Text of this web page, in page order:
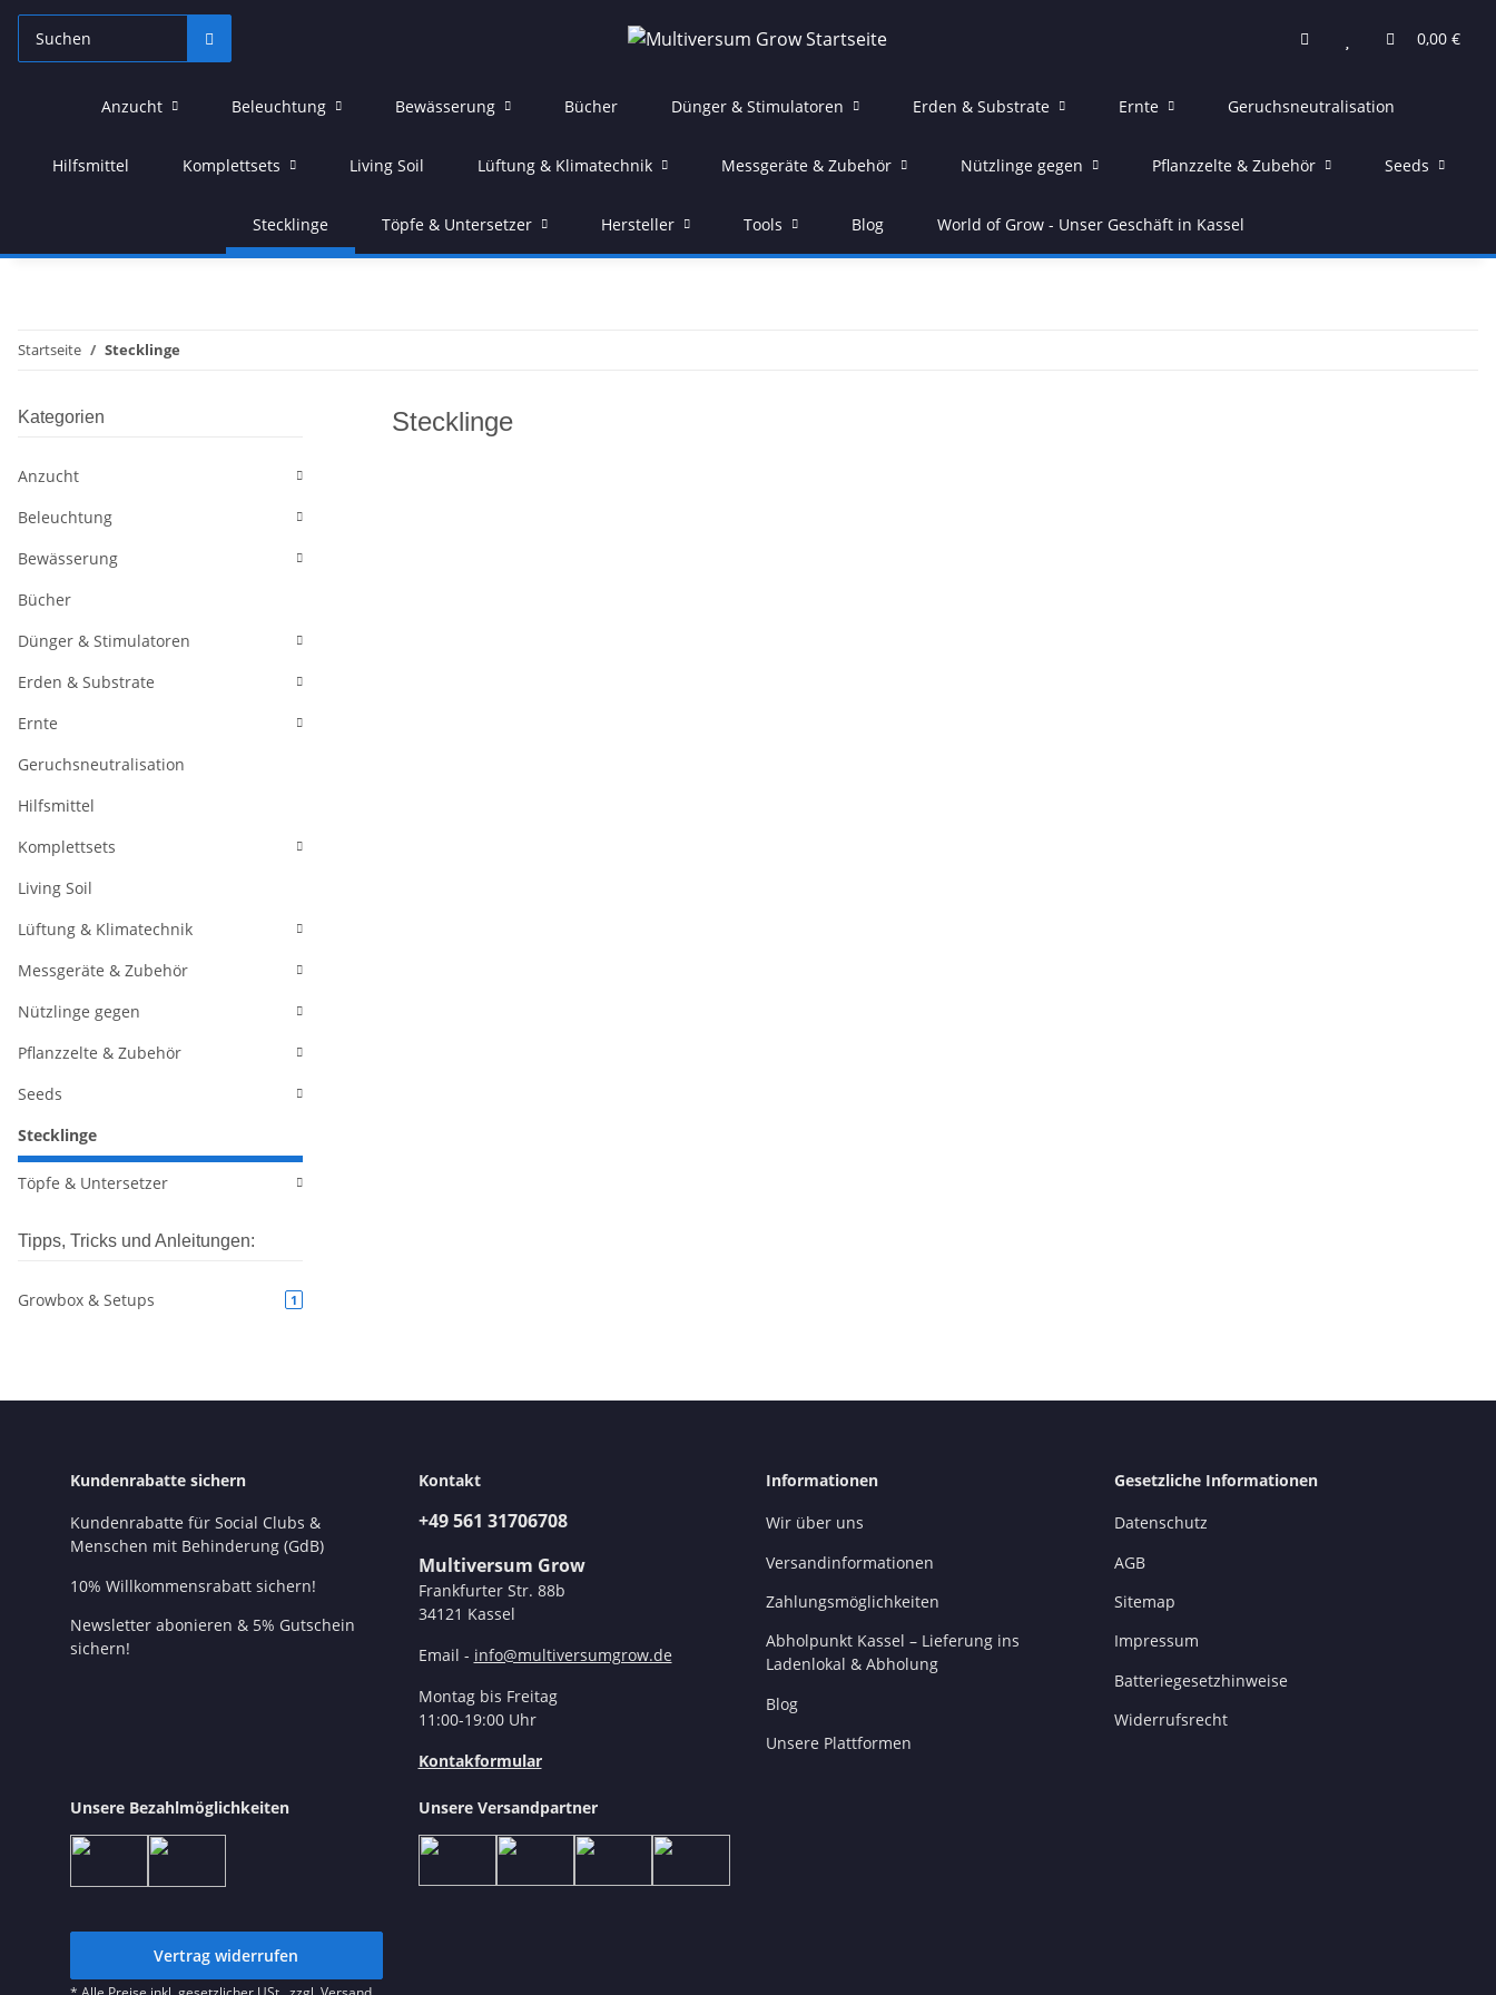
0,00 €
Anzucht Beleuchtung Bewässerung Bücher Dünger & Stimulatoren Erden & Substrate Ernte Geruchsneutralisation
Hilfsmittel Komplettsets Living Soil Lüftung & Klimatechnik Messgeräte & Zubehör Nützlinge gegen Pflanzzelte & Zubehör Seeds
Stecklinge Töpfe & Untersetzer Hersteller Tools Blog World of Grow - Unser Geschäft in Kassel
Startseite Stecklinge
Stecklinge
Kategorien
Anzucht
Beleuchtung
Bewässerung
Bücher
Dünger & Stimulatoren
Erden & Substrate
Ernte
Geruchsneutralisation
Hilfsmittel
Komplettsets
Living Soil
Lüftung & Klimatechnik
Messgeräte & Zubehör
Nützlinge gegen
Pflanzzelte & Zubehör
Seeds
Stecklinge
Töpfe & Untersetzer
Tipps, Tricks und Anleitungen:
Growbox & Setups 1
Kundenrabatte sichern
Kundenrabatte für Social Clubs &
Menschen mit Behinderung (GdB)
10% Willkommensrabatt sichern!
Newsletter abonieren & 5% Gutschein
sichern!
Kontakt
+49 561 31706708
Multiversum Grow
Frankfurter Str. 88b
34121 Kassel
Email - info@multiversumgrow.de
Montag bis Freitag
11:00-19:00 Uhr
Kontakformular
Informationen
Wir über uns
Versandinformationen
Zahlungsmöglichkeiten
Abholpunkt Kassel – Lieferung ins
Ladenlokal & Abholung
Blog
Unsere Plattformen
Gesetzliche Informationen
Datenschutz
AGB
Sitemap
Impressum
Batteriegesetzhinweise
Widerrufsrecht
Unsere Bezahlmöglichkeiten Unsere Versandpartner
Vertrag widerrufen